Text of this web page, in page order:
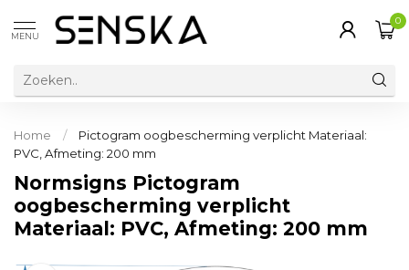
MENU
0
Home /
Pictogram oogbescherming verplicht Materiaal:
PVC, Afmeting: 200 mm
Normsigns Pictogram
oogbescherming verplicht
Materiaal: PVC, Afmeting: 200 mm